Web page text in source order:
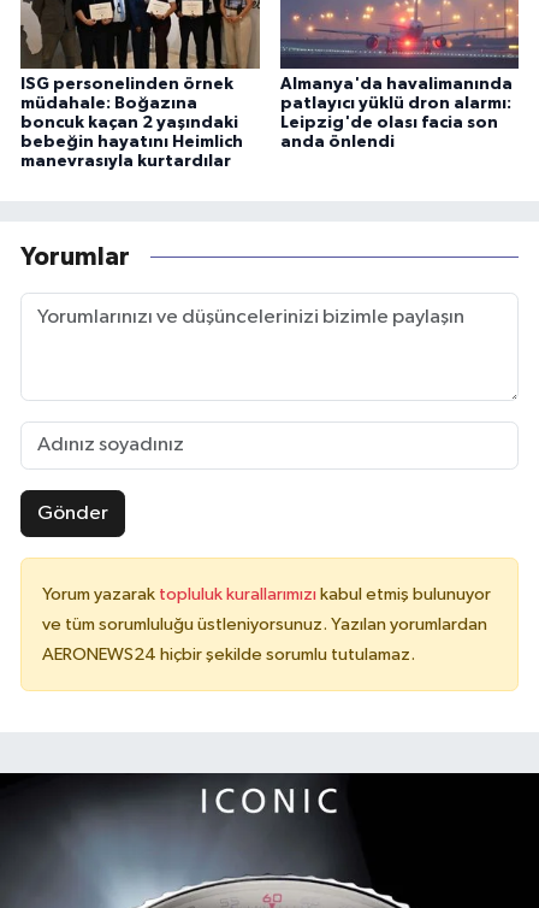
ISG personelinden örnek
müdahale: Boğazına
boncuk kaçan 2 yaşındaki
bebeğin hayatını Heimlich
manevrasıyla kurtardılar
Almanya'da havalimanında
patlayıcı yüklü dron alarmı:
Leipzig'de olası facia son
anda önlendi
Yorumlar
Gönder
Yorum yazarak topluluk kurallarımızı kabul etmiş bulunuyor
ve tüm sorumluluğu üstleniyorsunuz. Yazılan yorumlardan
AERONEWS24 hiçbir şekilde sorumlu tutulamaz.